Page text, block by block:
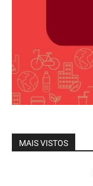
MAIS VISTOS